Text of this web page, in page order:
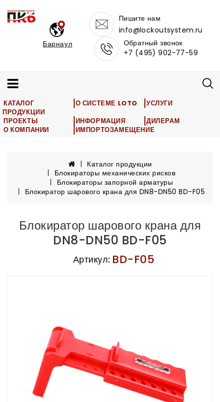
Барнаул
Пишите нам
info@lockoutsystem.ru
Обратный звонок
+7 (495) 902-77-59
КАТАЛОГ
ПРОДУКЦИИ
О СИСТЕМЕ LOTO
УСЛУГИ
ПРОЕКТЫ
ИНФОРМАЦИЯ
ДИЛЕРАМ
О КОМПАНИИ
ИМПОРТОЗАМЕЩЕНИЕ
Каталог продукции
Блокираторы механических рисков
Блокираторы запорной арматуры
Блокиратор шарового крана для DN8-DN50 BD-F05
Блокиратор шарового крана для
DN8-DN50 BD-F05
Артикул: BD-F05